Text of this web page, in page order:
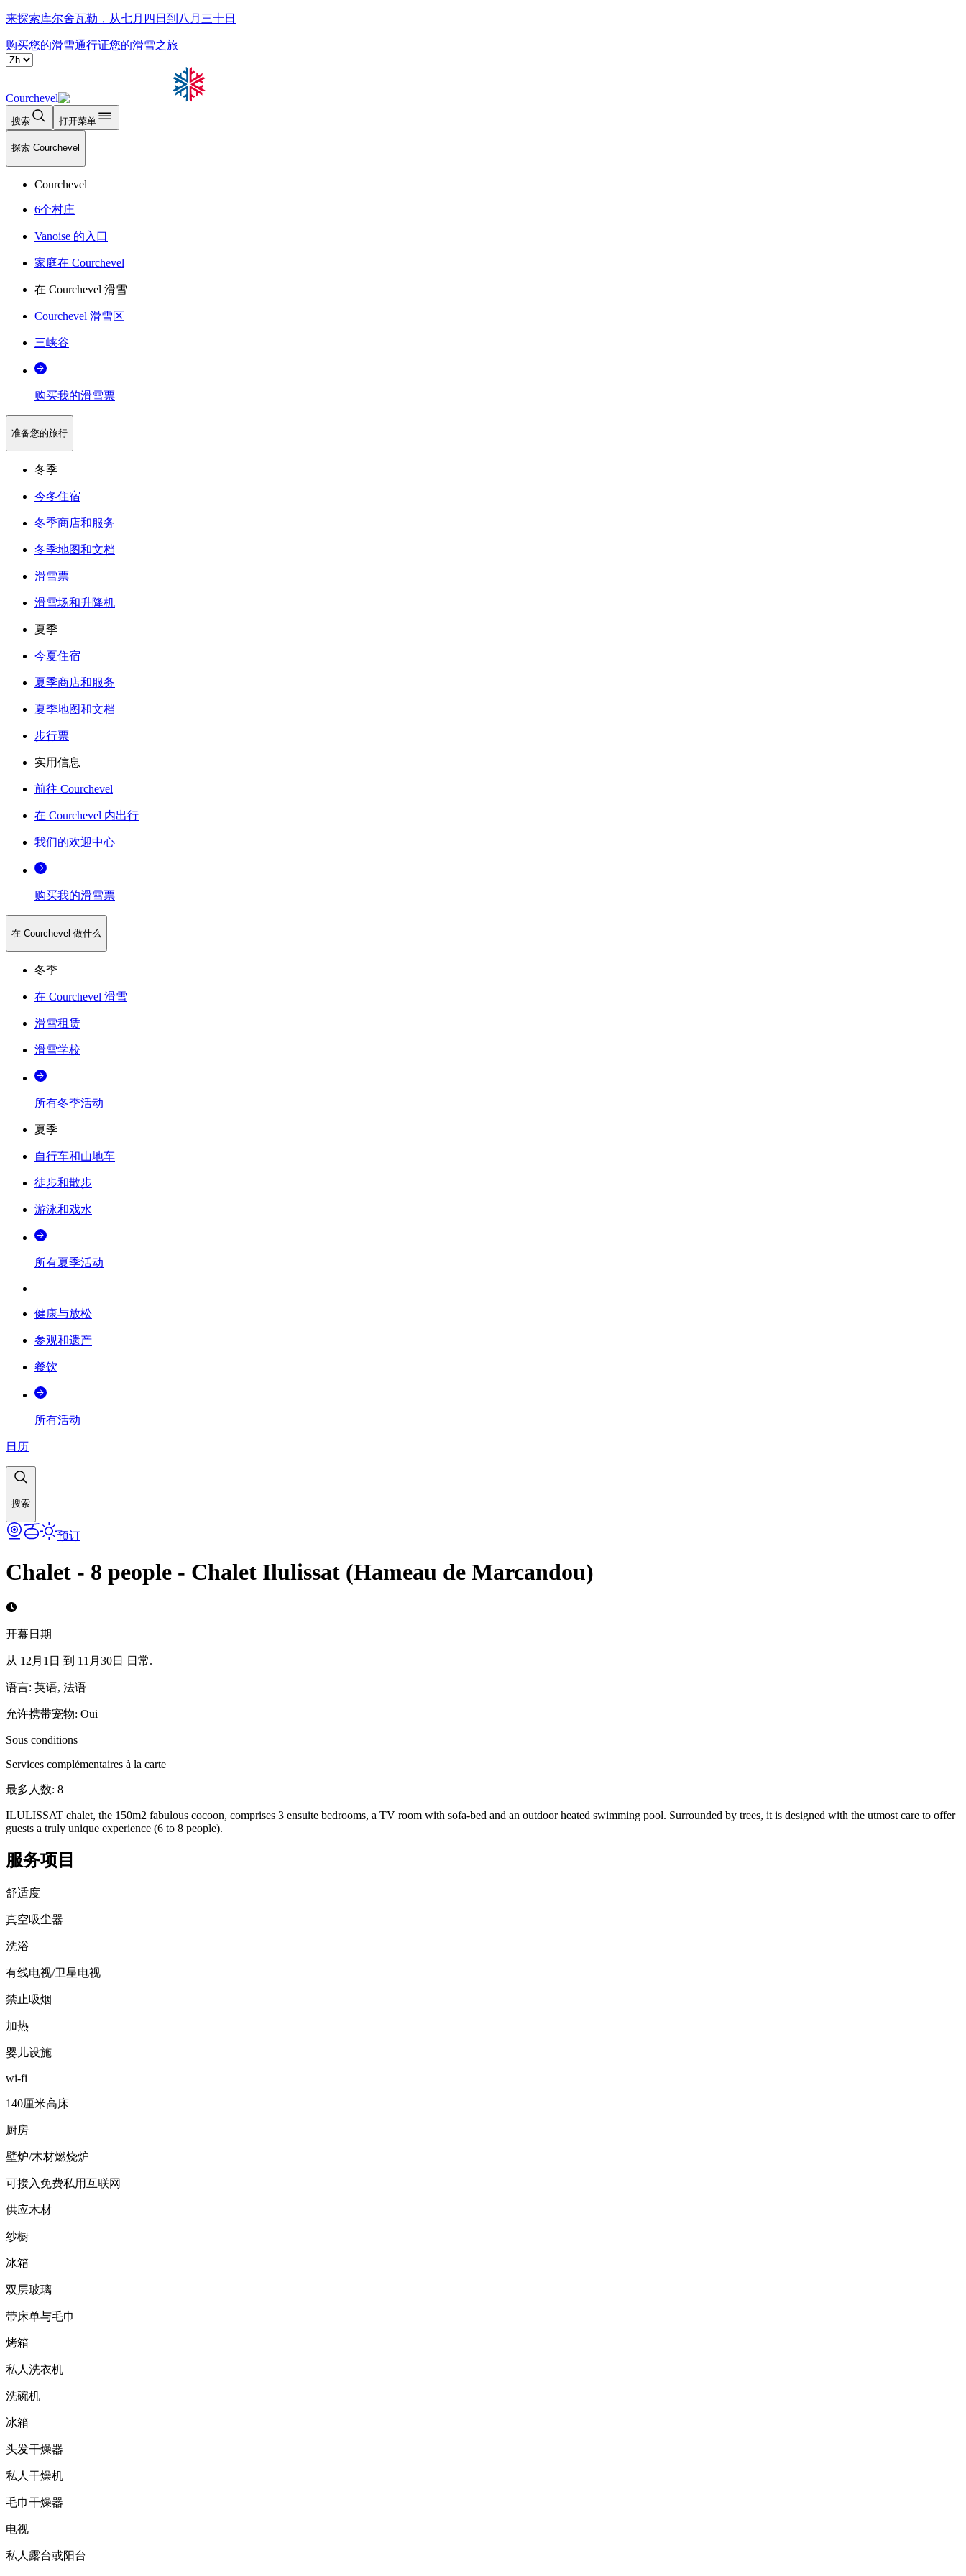
来探索库尔舍瓦勒，从七月四日到八月三十日
购买您的滑雪通行证您的滑雪之旅
Courchevel
搜索 打开菜单
探索 Courchevel
Courchevel
6个村庄
Vanoise 的入口
家庭在 Courchevel
在 Courchevel 滑雪
Courchevel 滑雪区
三峡谷
购买我的滑雪票
准备您的旅行
冬季
今冬住宿
冬季商店和服务
冬季地图和文档
滑雪票
滑雪场和升降机
夏季
今夏住宿
夏季商店和服务
夏季地图和文档
步行票
实用信息
前往 Courchevel
在 Courchevel 内出行
我们的欢迎中心
购买我的滑雪票
在 Courchevel 做什么
冬季
在 Courchevel 滑雪
滑雪租赁
滑雪学校
所有冬季活动
夏季
自行车和山地车
徒步和散步
游泳和戏水
所有夏季活动
健康与放松
参观和遗产
餐饮
所有活动
日历
搜索
预订
Chalet - 8 people - Chalet Ilulissat (Hameau de Marcandou)
开幕日期
从 12月1日 到 11月30日 日常.
语言: 英语, 法语
允许携带宠物: Oui
Sous conditions
Services complémentaires à la carte
最多人数: 8
ILULISSAT chalet, the 150m2 fabulous cocoon, comprises 3 ensuite bedrooms, a TV room with sofa-bed and an outdoor heated swimming pool. Surrounded by trees, it is designed with the utmost care to offer
guests a truly unique experience (6 to 8 people).
服务项目
舒适度
真空吸尘器
洗浴
有线电视/卫星电视
禁止吸烟
加热
婴儿设施
wi-fi
140厘米高床
厨房
壁炉/木材燃烧炉
可接入免费私用互联网
供应木材
纱橱
冰箱
双层玻璃
带床单与毛巾
烤箱
私人洗衣机
洗碗机
冰箱
头发干燥器
私人干燥机
毛巾干燥器
电视
私人露台或阳台